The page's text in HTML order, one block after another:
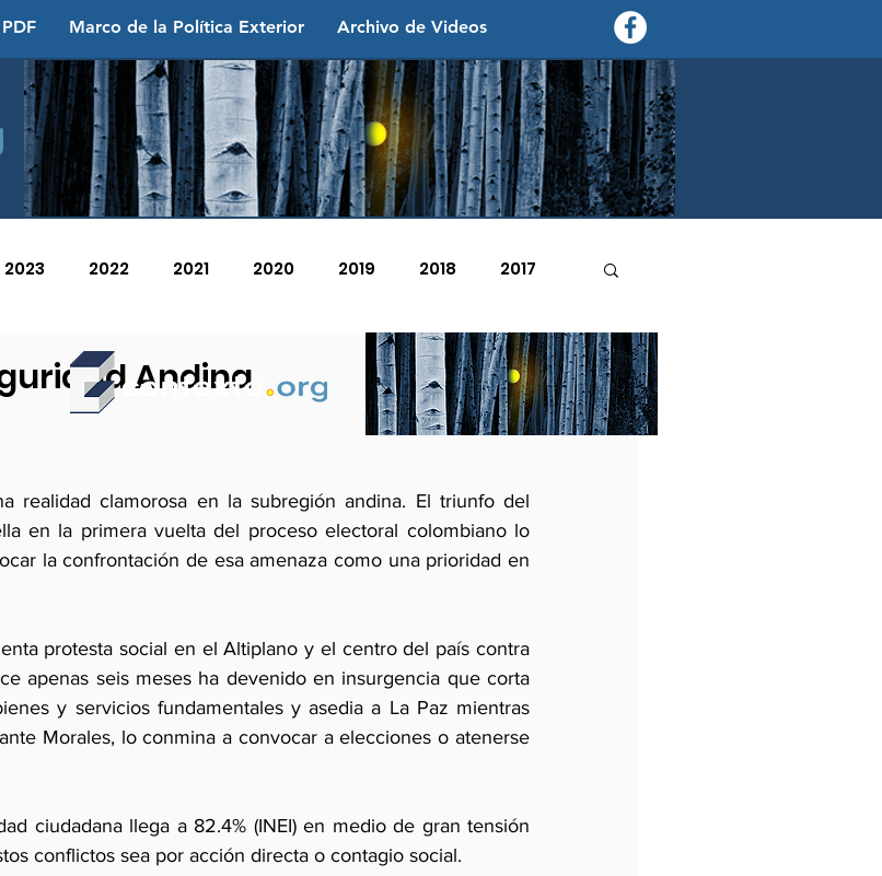
Marco de la Política Exterior Archivo de Videos
contexto - politica exterior
2023 2022 2021 2020 2019 2018 2017
2011 2007 2006
Andina
1 de junio de 2026
realidad clamorosa en la subregión andina. El triunfo del
en la primera vuelta del proceso electoral colombiano lo
la confrontación de esa amenaza como una prioridad en
protesta social en el Altiplano y el centro del país contra
apenas seis meses ha devenido en insurgencia que corta
y servicios fundamentales y asedia a La Paz mientras
Morales, lo conmina a convocar a elecciones o atenerse
ciudadana llega a 82.4% (INEI) en medio de gran tensión
conflictos sea por acción directa o contagio social.